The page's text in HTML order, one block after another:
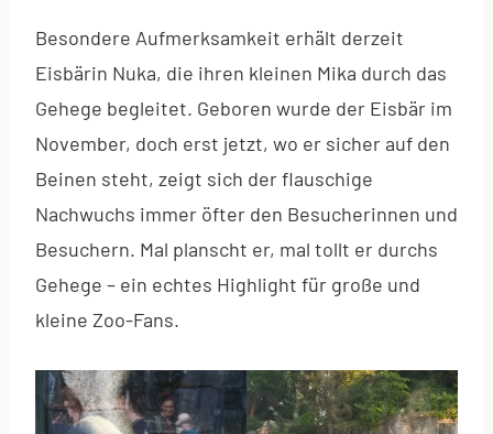
Besondere Aufmerksamkeit erhält derzeit
Eisbärin Nuka, die ihren kleinen Mika durch das
Gehege begleitet. Geboren wurde der Eisbär im
November, doch erst jetzt, wo er sicher auf den
Beinen steht, zeigt sich der flauschige
Nachwuchs immer öfter den Besucherinnen und
Besuchern. Mal planscht er, mal tollt er durchs
Gehege – ein echtes Highlight für große und
kleine Zoo-Fans.